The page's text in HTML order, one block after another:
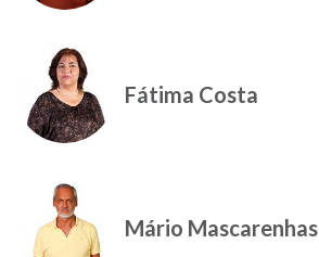
Fátima Costa
Mário Mascarenhas